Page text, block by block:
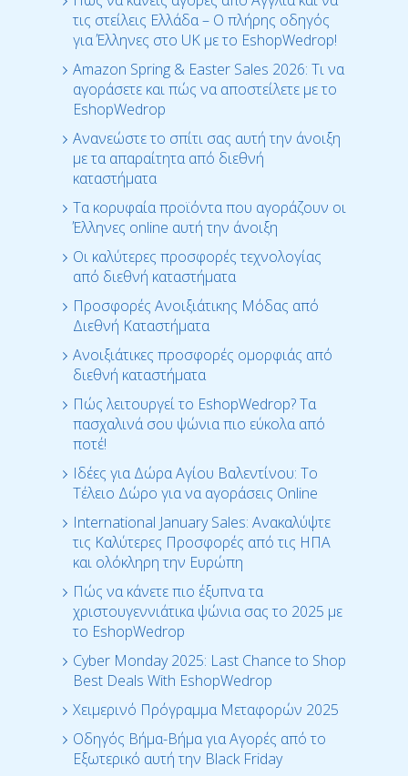
τις στείλεις Ελλάδα – Ο πλήρης οδηγός
για Έλληνες στο UK με το EshopWedrop!
Amazon Spring & Easter Sales 2026: Τι να
αγοράσετε και πώς να αποστείλετε με το
EshopWedrop
Ανανεώστε το σπίτι σας αυτή την άνοιξη
με τα απαραίτητα από διεθνή
καταστήματα
Τα κορυφαία προϊόντα που αγοράζουν οι
Έλληνες online αυτή την άνοιξη
Οι καλύτερες προσφορές τεχνολογίας
από διεθνή καταστήματα
Προσφορές Ανοιξιάτικης Μόδας από
Διεθνή Καταστήματα
Ανοιξιάτικες προσφορές ομορφιάς από
διεθνή καταστήματα
Πώς λειτουργεί το EshopWedrop? Τα
πασχαλινά σου ψώνια πιο εύκολα από
ποτέ!
Ιδέες για Δώρα Αγίου Βαλεντίνου: Το
Τέλειο Δώρο για να αγοράσεις Online
International January Sales: Ανακαλύψτε
τις Καλύτερες Προσφορές από τις ΗΠΑ
και ολόκληρη την Ευρώπη
Πώς να κάνετε πιο έξυπνα τα
χριστουγεννιάτικα ψώνια σας το 2025 με
το EshopWedrop
Cyber Monday 2025: Last Chance to Shop
Best Deals With EshopWedrop
Χειμερινό Πρόγραμμα Μεταφορών 2025
Οδηγός Βήμα-Βήμα για Αγορές από το
Εξωτερικό αυτή την Black Friday